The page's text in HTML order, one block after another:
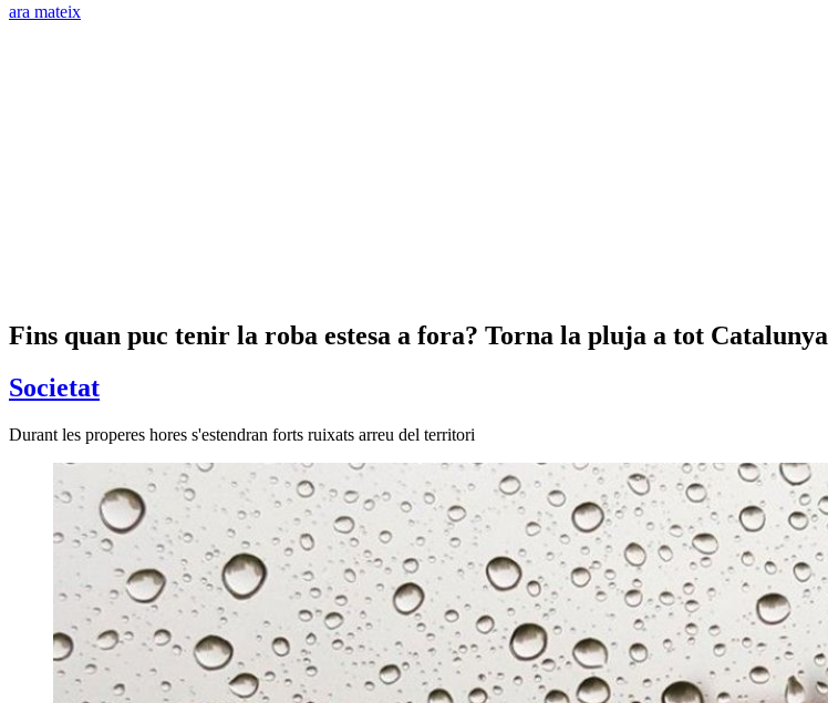
ara mateix
Fins quan puc tenir la roba estesa a fora? Torna la pluja a tot Catalunya
Societat
Durant les properes hores s'estendran forts ruixats arreu del territori